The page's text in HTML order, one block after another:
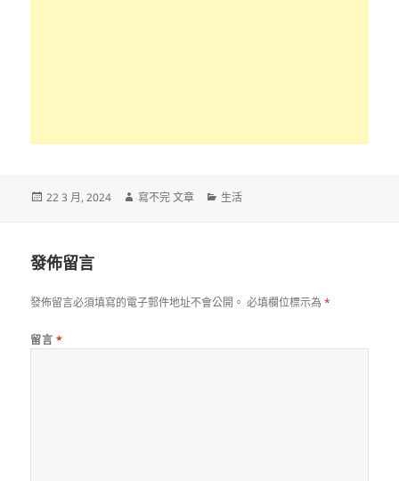
發
22 3 月, 2024
作
寫不完 文章
分
生活
發佈留言
發佈留言必須填寫的電子郵件地址不會公開。 必填欄位標示為*
留言 *